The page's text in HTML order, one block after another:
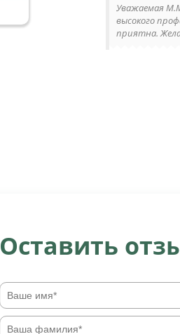
Уважаемая
высокого
приятна.
Оставить